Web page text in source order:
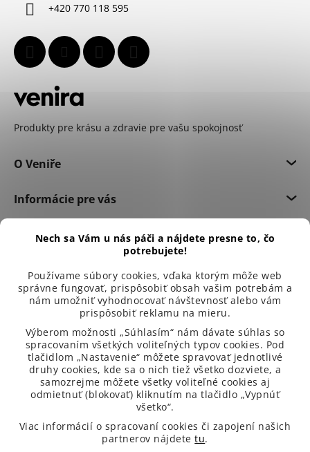
Nech sa Vám u nás páči a nájdete presne to, čo
potrebujete!
Používame súbory cookies, vďaka ktorým môže web
správne fungovať, prispôsobiť obsah vašim potrebám a
nám umožniť vyhodnocovať návštevnosť alebo vám
prispôsobiť reklamu na mieru.
Výberom možnosti „Súhlasím“ nám dávate súhlas so
spracovaním všetkých voliteľných typov cookies. Pod
tlačidlom „Nastavenie“ môžete spravovať jednotlivé
druhy cookies, kde sa o nich tiež všetko dozviete, a
samozrejme môžete všetky voliteľné cookies aj
odmietnuť (blokovať) kliknutím na tlačidlo „Vypnúť
všetko“.
Viac informácií o spracovaní cookies či zapojení našich
partnerov nájdetetu.
+420 770 118 595
Produkty pre krásu a zdravie pre vašu spokojnosť
O Veniře
Informácie pre vás
Dôležité informácie
99 % spokojených zákazníků